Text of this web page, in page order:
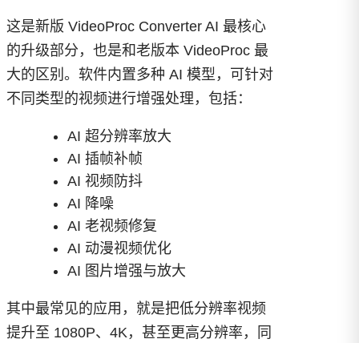
这是新版 VideoProc Converter AI 最核心
的升级部分，也是和老版本 VideoProc 最
大的区别。软件内置多种 AI 模型，可针对
不同类型的视频进行增强处理，包括：
AI 超分辨率放大
AI 插帧补帧
AI 视频防抖
AI 降噪
AI 老视频修复
AI 动漫视频优化
AI 图片增强与放大
其中最常见的应用，就是把低分辨率视频
提升至 1080P、4K，甚至更高分辨率，同